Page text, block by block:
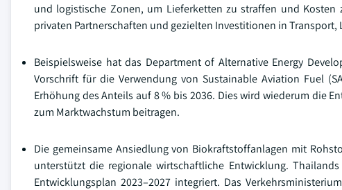
und logistische Zonen, um Lieferketten zu straffen und
privaten Partnerschaften und gezielten Investitionen in
Beispielsweise hat das Department of Alternative Energy
Vorschrift für die Verwendung von Sustainable Aviation Fuel
Erhöhung des Anteils auf 8 % bis 2036. Dies wird wiederum die
zum Marktwachstum beitragen.
Die gemeinsame Ansiedlung von Biokraftstoffanlagen mit
unterstützt die regionale wirtschaftliche Entwicklung.
Entwicklungsplan 2023–2027 integriert. Das